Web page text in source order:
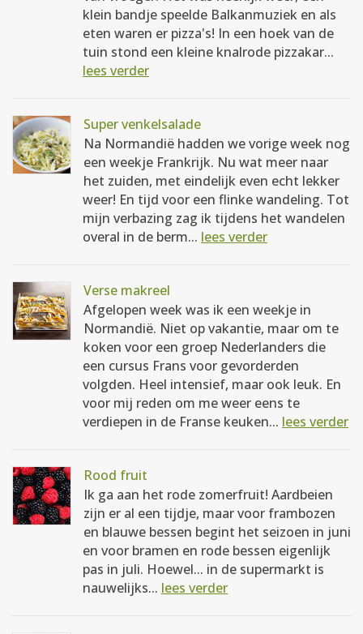
klein bandje speelde Balkanmuziek en als
eten waren er pizza's! In een hoek van de
tuin stond een kleine knalrode pizzakar...
lees verder
Super venkelsalade
Na Normandië hadden we vorige week nog
een weekje Frankrijk. Nu wat meer naar
het zuiden, met eindelijk even echt lekker
weer! En tijd voor een flinke wandeling. Tot
mijn verbazing zag ik tijdens het wandelen
overal in de berm... lees verder
Verse makreel
Afgelopen week was ik een weekje in
Normandië. Niet op vakantie, maar om te
koken voor een groep Nederlanders die
een cursus Frans voor gevorderden
volgden. Heel intensief, maar ook leuk. En
voor mij reden om me weer eens te
verdiepen in de Franse keuken... lees verder
Rood fruit
Ik ga aan het rode zomerfruit! Aardbeien
zijn er al een tijdje, maar voor frambozen
en blauwe bessen begint het seizoen in juni
en voor bramen en rode bessen eigenlijk
pas in juli. Hoewel... in de supermarkt is
nauwelijks... lees verder